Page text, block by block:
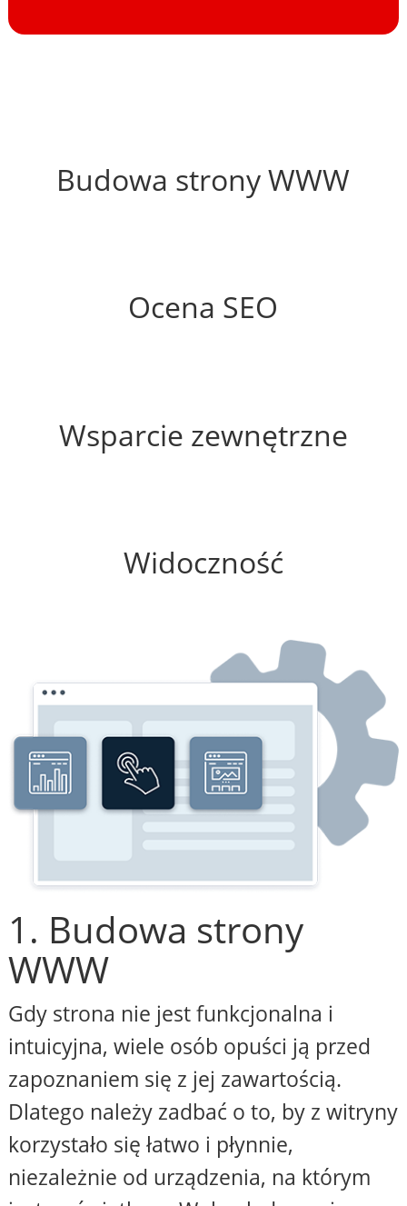
Budowa strony WWW
Ocena SEO
Wsparcie zewnętrzne
Widoczność
1. Budowa strony
WWW
Gdy strona nie jest funkcjonalna i
intuicyjna, wiele osób opuści ją przed
zapoznaniem się z jej zawartością.
Dlatego należy zadbać o to, by z witryny
korzystało się łatwo i płynnie,
niezależnie od urządzenia, na którym